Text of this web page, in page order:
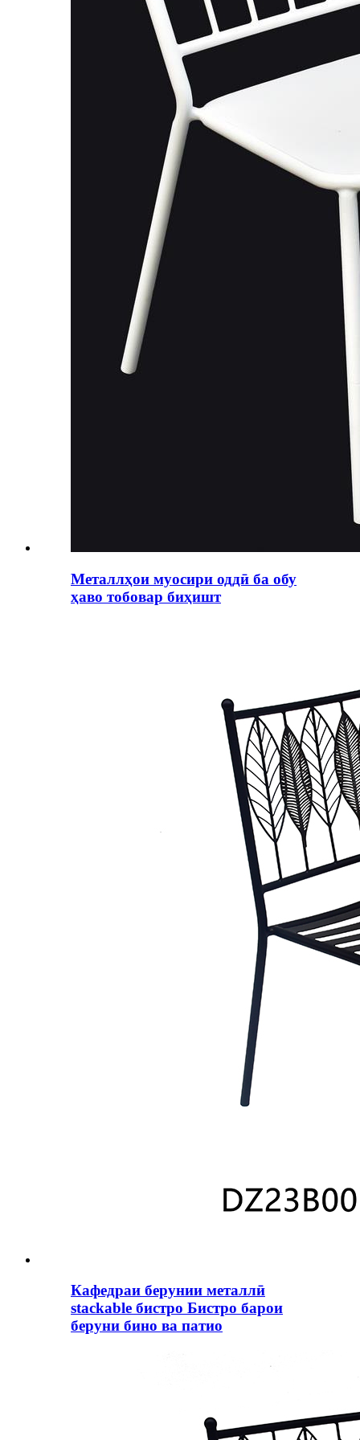
Металлҳои муосири оддӣ ба обу
ҳаво тобовар биҳишт
Кафедраи берунии металлӣ
stackable бистро Бистро барои
беруни бино ва патио